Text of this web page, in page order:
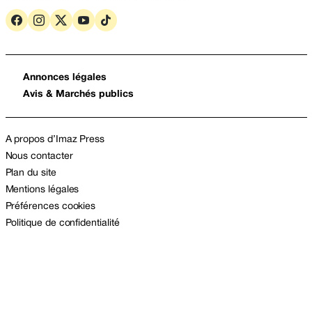
Annonces légales
Avis & Marchés publics
A propos d’Imaz Press
Nous contacter
Plan du site
Mentions légales
Préférences cookies
Politique de confidentialité